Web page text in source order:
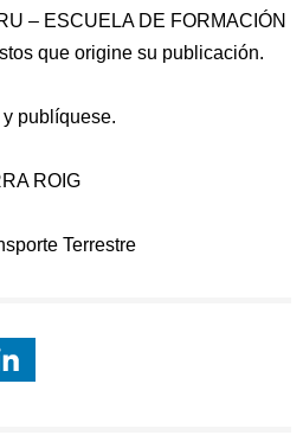
– ESCUELA DE FORMACIÓN
que origine su publicación.
publíquese.
ROIG
Terrestre